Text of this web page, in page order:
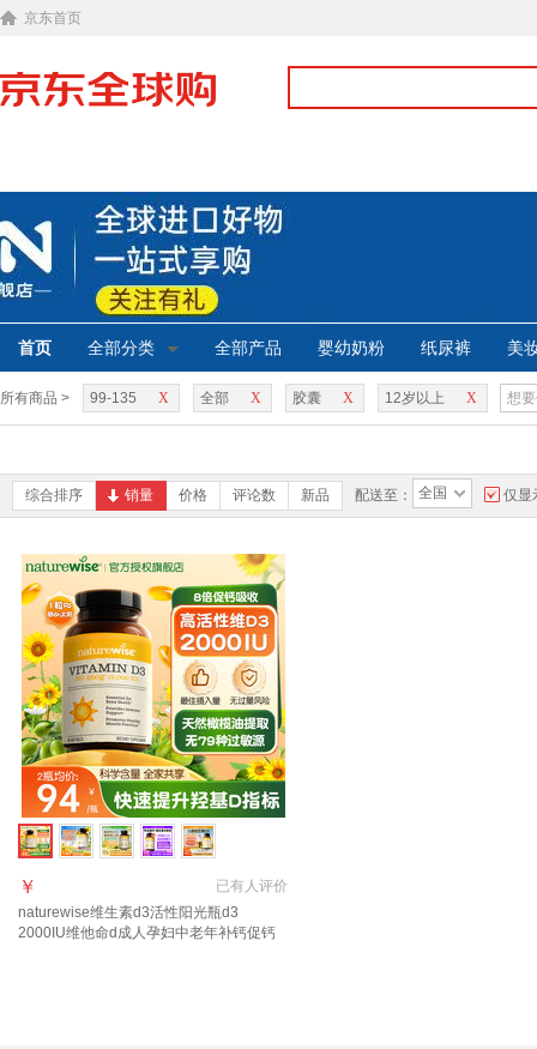
京东首页
首页 全部分类 全部产品 婴幼奶粉 纸尿裤 美
所有商品 > X
99-135 X
全部 X
胶囊 X
12岁以上
综合排序 销量 价格 评论数 新品 配送至： 全国 仅显
已有人评价
￥
naturewise维生素d3活性阳光瓶d3
2000IU维他命d成人孕妇中老年补钙促钙